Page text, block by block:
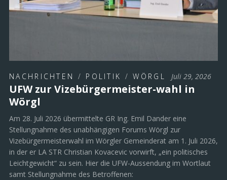
NACHRICHTEN / POLITIK /WÖRGL Juli 29, 2026
UFW zur Vizebürgermeister-wahl in
Wörgl
Am 28. Juli 2026 übermittelte GR Ing. Emil Dander eine
Stellungnahme des unabhängigen Forums Wörgl zur
Vizebürgermeisterwahl im Wörgler Gemeinderat am 1. Juli 2026,
in der er LA STR Christian Kovacevic vorwirft, „ein politisches
Leichtgewicht“ zu sein. Hier die UFW-Aussendung im Wortlaut
samt Stellungnahme des Betroffenen: